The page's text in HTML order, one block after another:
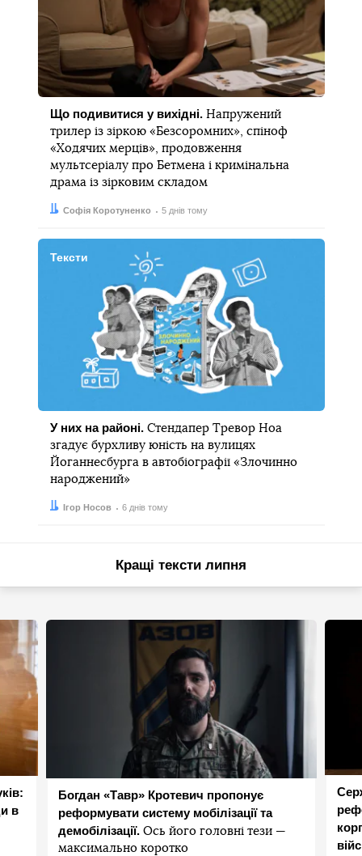
Що подивитися у вихідні. Напружений
трилер із зіркою «Безсоромних», спіноф
«Ходячих мерців», продовження
мультсеріалу про Бетмена і кримінальна
драма із зірковим складом
Автор:
Софія Коротуненко
Дата: 5 днів тому
Тексти
У них на районі.Стендапер Тревор Ноа
згадує бурхливу юність на вулицях
Йоганнесбурга в автобіографії «Злочинно
народжений»
Автор:Ігор Носов
Дата: 6 днів тому
Кращі тексти липня
в
Богдан «Тавр» Кротевич пропонує
реформувати систему мобілізації та
демобілізації. Ось його головні тези —
максимально коротко